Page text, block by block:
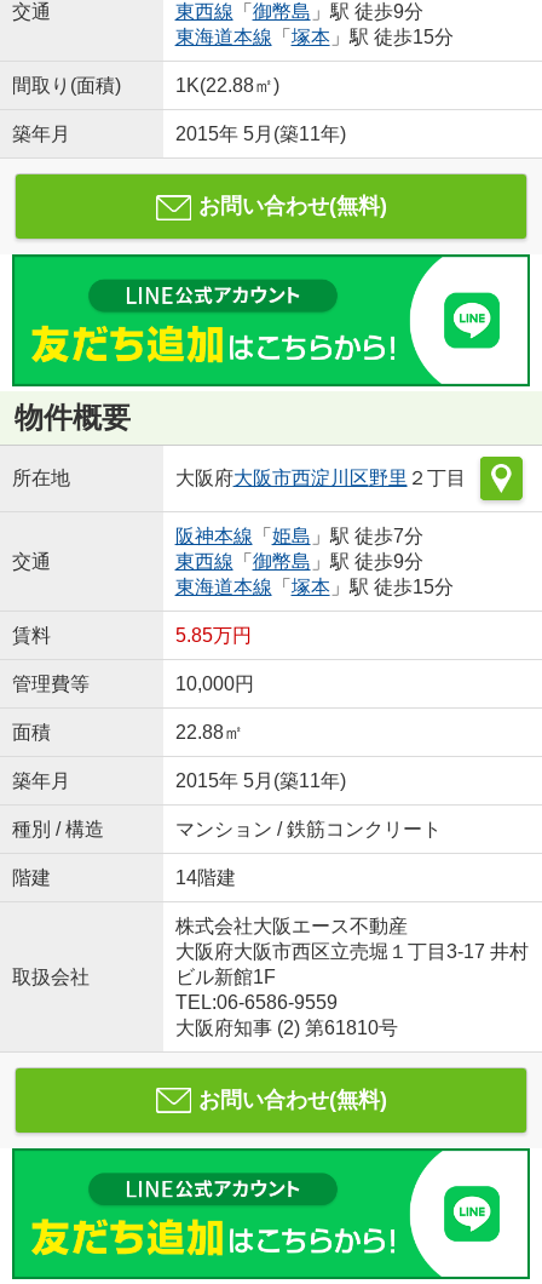
交通
東西線 「 御幣島 」駅 徒歩9分
東海道本線 「 塚本」駅 徒歩15分
間取り(面積) 1K(22.88㎡)
築年月 2015年 5月(築11年)
お問い合わせ(無料)
物件概要
所在地 大阪府大阪市西淀川区野里 ２丁目
交通
阪神本線 「 姫島 」駅 徒歩7分
東西線 「 御幣島 」駅 徒歩9分
東海道本線 「 塚本」駅 徒歩15分
賃料 5.85万円
管理費等 10,000円
面積 22.88㎡
築年月 2015年 5月(築11年)
種別 / 構造 マンション / 鉄筋コンクリート
階建 14階建
取扱会社
株式会社大阪エース不動産
大阪府大阪市西区立売堀１丁目3-17 井村
ビル新館1F
TEL:06-6586-9559
大阪府知事 (2) 第61810号
お問い合わせ(無料)